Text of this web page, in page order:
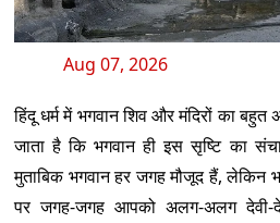
Aug 07, 2026
हिंदू धर्म में भगवान शिव और मंदिरों का बहुत
जाता है कि भगवान ही इस सृष्टि का
मुताबिक भगवान हर जगह मौजूद हैं, लेकिन
पर जगह-जगह आपको अलग-अलग देवी-